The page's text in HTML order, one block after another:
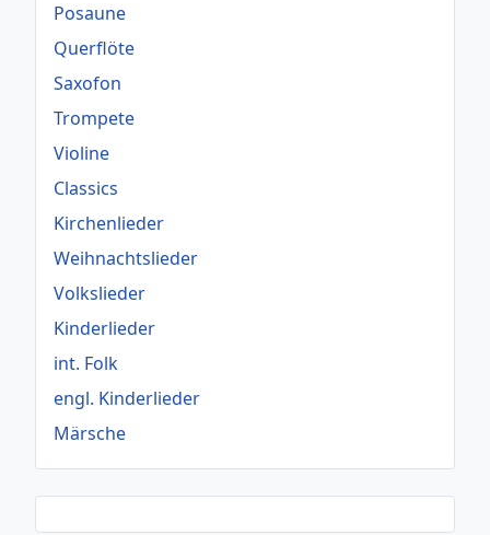
Posaune
Querflöte
Saxofon
Trompete
Violine
Classics
Kirchenlieder
Weihnachtslieder
Volkslieder
Kinderlieder
int. Folk
engl. Kinderlieder
Märsche